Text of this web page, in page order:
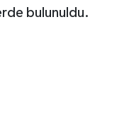
bulunuldu.